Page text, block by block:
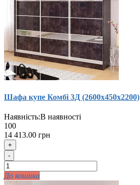
Шафа купе Комбi 3Д (2600х450х2200)
Наявність:В наявності
100
14 413.00 грн
+
-
До кошика